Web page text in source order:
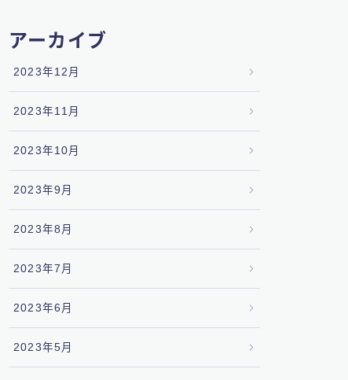
アーカイブ
2023年12月
2023年11月
2023年10月
2023年9月
2023年8月
2023年7月
2023年6月
2023年5月